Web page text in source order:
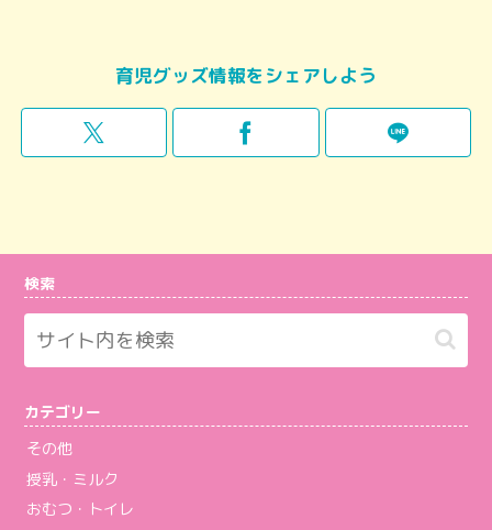
育児グッズ情報をシェアしよう
検索
カテゴリー
その他
授乳・ミルク
おむつ・トイレ